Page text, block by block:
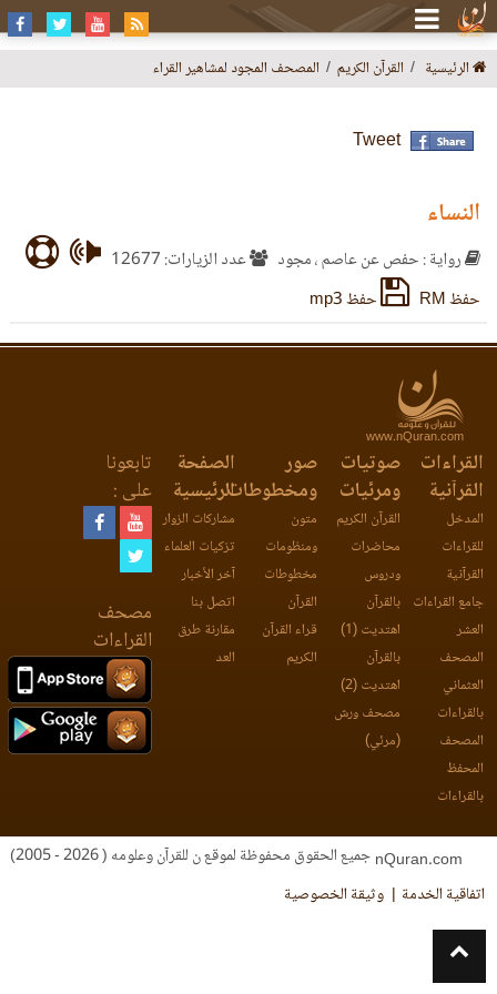
الرئيسية القرآن الكريم المصحف المجود لمشاهير القراء
Tweet
النساء
رواية : حفص عن عاصم ، مجود
عدد الزيارات: 12677
حفظ RM
حفظ mp3
www.nQuran.com
القراءات
القرآنية
المدخل
للقراءات
القرآنية
جامع القراءات
العشر
المصحف
العثماني
بالقراءات
المصحف
المحفظ
بالقراءات
صوتيات
ومرئيات
القرآن الكريم
محاضرات
ودروس
بالقرآن
اهتديت (1)
بالقرآن
اهتديت (2)
مصحف ورش
(مرئي)
صور
ومخطوطات
متون
ومنظومات
مخطوطات
القرآن
قراء القرآن
الكريم
الصفحة
الرئيسية
مشاركات الزوار
تزكيات العلماء
آخر الأخبار
اتصل بنا
مقارنة طرق
العد
تابعونا
على :
مصحف
القراءات
جميع الحقوق محفوظة لموقع ن للقرآن وعلومه ( 2026 - 2005)
اتفاقية الخدمة
وثيقة الخصوصية